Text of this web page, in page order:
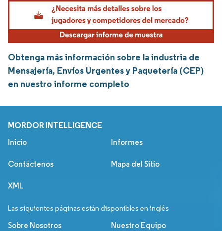
Obtenga más información sobre la industria de
Mensajería, Envíos Urgentes y Paquetería (CEP)
en nuestro informe completo
MORDOR INTELLIGENCE
Inicio Informes
Contáctenos Mapa del Sitio
XML
Las siguientes páginas están disponibles en inglés
Sobre Nosotros Nuestro Equipo